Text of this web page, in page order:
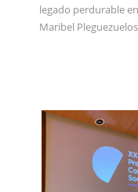
legado perdurable
Maribel